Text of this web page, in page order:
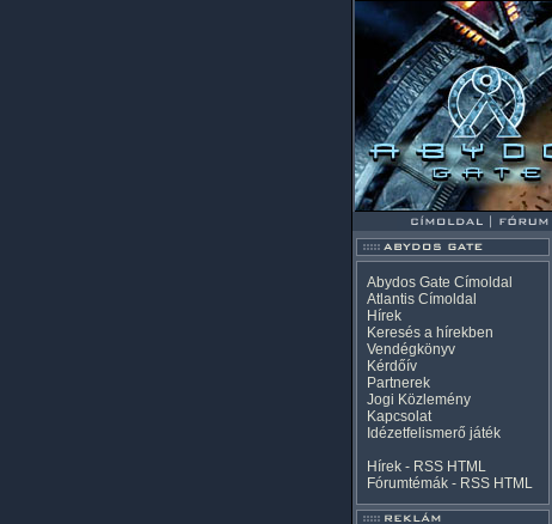
Abydos Gate Címoldal
Atlantis Címoldal
Hírek
Keresés a hírekben
Vendégkönyv
Kérdőív
Partnerek
Jogi Közlemény
Kapcsolat
Idézetfelismerő játék
Hírek - RSS HTML
Fórumtémák - RSS HTML